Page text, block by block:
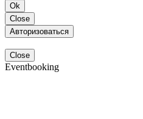
Ok
Close
Авторизоваться
Close
Eventbooking